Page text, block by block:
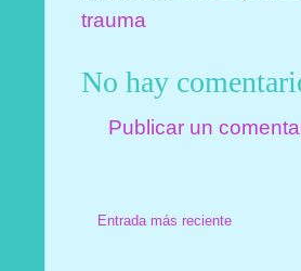
trauma
No hay
Publicar un
Entrada más reciente